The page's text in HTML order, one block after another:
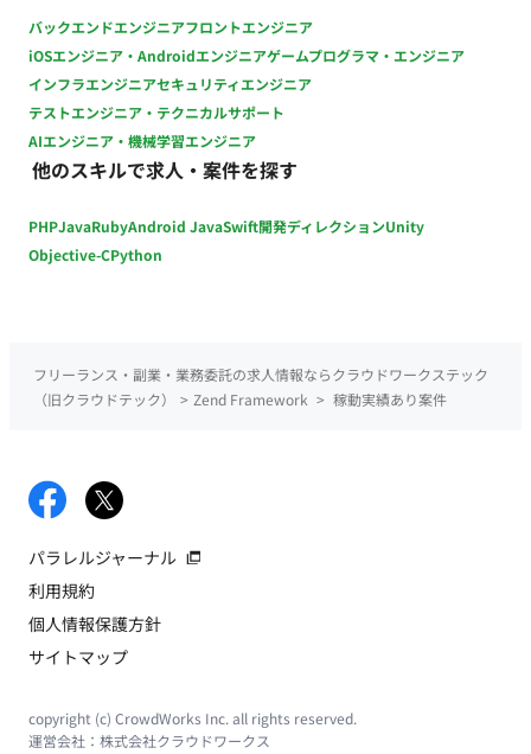
バックエンドエンジニアフロントエンジニア
iOSエンジニア・Androidエンジニアゲームプログラマ・エンジニア
インフラエンジニアセキュリティエンジニア
テストエンジニア・テクニカルサポート
AIエンジニア・機械学習エンジニア
他のスキルで求人・案件を探す
PHPJavaRubyAndroid JavaSwift開発ディレクションUnity
Objective-CPython
フリーランス・副業・業務委託の求人情報ならクラウドワークステック
（旧クラウドテック）
> Zend Framework > 稼動実績あり案件
パラレルジャーナル
利用規約
個人情報保護方針
サイトマップ
copyright (c) CrowdWorks Inc. all rights reserved.
運営会社： 株式会社クラウドワークス